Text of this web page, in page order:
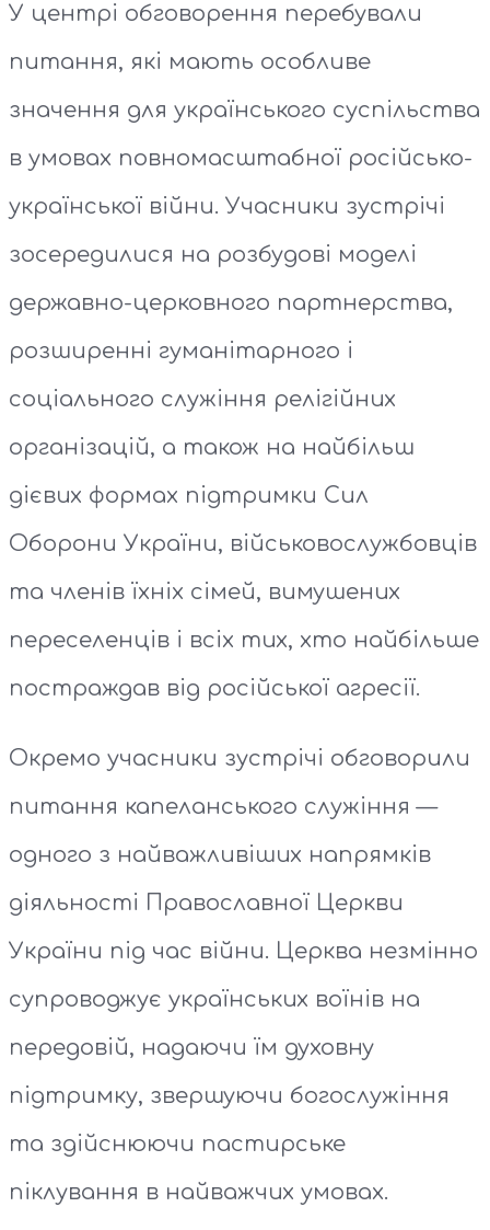
У центрі обговорення перебували
питання, які мають особливе
значення для українського суспільства
в умовах повномасштабної російсько-
української війни. Учасники зустрічі
зосередилися на розбудові моделі
державно-церковного партнерства,
розширенні гуманітарного і
соціального служіння релігійних
організацій, а також на найбільш
дієвих формах підтримки Сил
Оборони України, військовослужбовців
та членів їхніх сімей, вимушених
переселенців і всіх тих, хто найбільше
постраждав від російської агресії.
Окремо учасники зустрічі обговорили
питання капеланського служіння —
одного з найважливіших напрямків
діяльності Православної Церкви
України під час війни. Церква незмінно
супроводжує українських воїнів на
передовій, надаючи їм духовну
підтримку, звершуючи богослужіння
та здійснюючи пастирське
піклування в найважчих умовах.